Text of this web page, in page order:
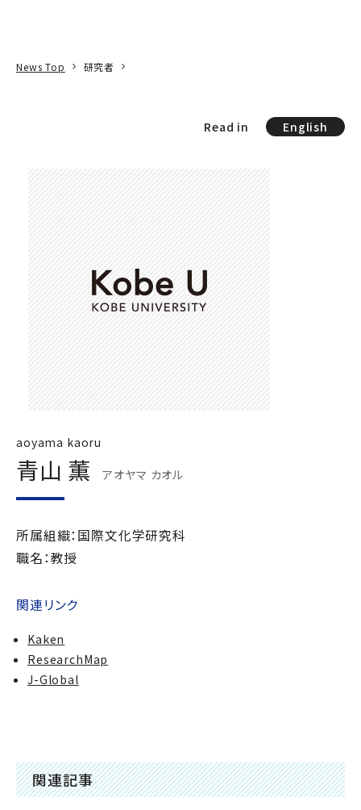
News Top 研究者
Read in English
aoyama kaoru
青山 薫 アオヤマ カオル
所属組織：国際文化学研究科
職名：教授
関連リンク
Kaken
ResearchMap
J-Global
関連記事